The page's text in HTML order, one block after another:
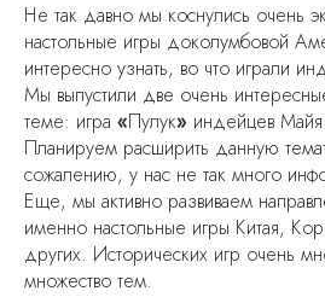
Не так давно мы коснулись очень
настольные игры доколумбовой
интересно узнать, во что играли
Мы выпустили две очень
теме: игра «Пулук» индейцев
Планируем расширить данную
сожалению, у нас не так много
Еще, мы активно развиваем
именно настольные игры Китая,
других. Исторических игр очень
множество тем.